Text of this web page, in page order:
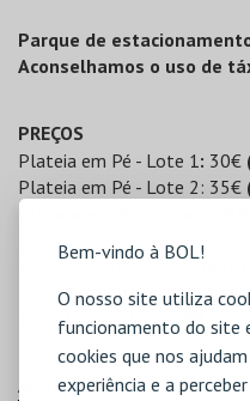
Bem-vindo à BOL!
O nosso site utiliza
funcionamento do site
cookies que nos
experiência e a
Parque de
Aconselhamos o uso de
PREÇOS
Plateia em Pé - Lote 1: 30€
Plateia em Pé - Lote 2: 35€
Zona Vip - Lote 1: 40€
Zona Vip - Lote 2: 60€
Zona Vip - Lote 2: 70€
ALPHA BLONDY